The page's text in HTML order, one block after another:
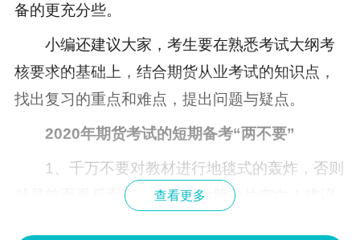
备的更充分些。
小编还建议大家，考生要在熟悉考试大纲考
核要求的基础上，结合期货从业考试的知识点，
找出复习的重点和难点，提出问题与疑点。
2020年期货考试的短期备考“两不要”
1、千万不要对教材进行地毯式的轰炸，否则
就是前面看后面忘，合上书大脑一片空白！建议
查看更多